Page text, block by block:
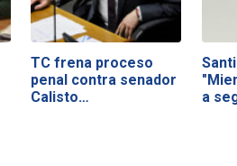
TC frena proceso
penal contra senador
Calisto…
a